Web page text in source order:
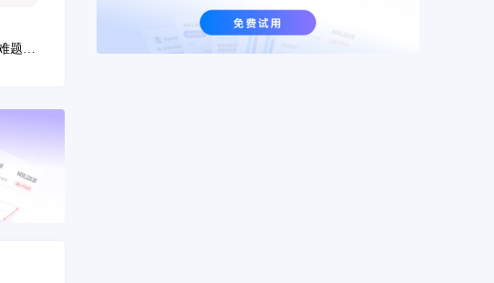
财务软件实操破解80%工作难题 金蝶AI星辰解决方案